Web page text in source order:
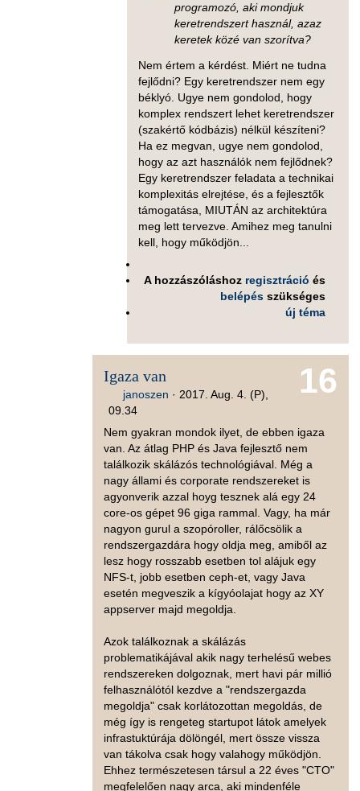
programozó, aki mondjuk
keretrendszert használ, azaz
keretek közé van szorítva?
Nem értem a kérdést. Miért ne tudna
fejlődni? Egy keretrendszer nem egy
béklyó. Ugye nem gondolod, hogy
komplex rendszert lehet keretrendszer
(szakértő kódbázis) nélkül készíteni?
Ha ez megvan, ugye nem gondolod,
hogy az azt használók nem fejlődnek?
Egy keretrendszer feladata a technikai
komplexitás elrejtése, és a fejlesztők
támogatása, MIUTÁN az architektúra
meg lett tervezve. Amihez meg tanulni
kell, hogy működjön...
A hozzászóláshoz regisztráció és
belépés szükséges
új téma
16
Igaza van
janoszen · 2017. Aug. 4. (P),
09.34
Nem gyakran mondok ilyet, de ebben igaza
van. Az átlag PHP és Java fejlesztő nem
találkozik skálázós technológiával. Még a
nagy állami és corporate rendszereket is
agyonverik azzal hoyg tesznek alá egy 24
core-os gépet 96 giga rammal. Vagy, ha már
nagyon gurul a szopóroller, rálőcsölik a
rendszergazdára hogy oldja meg, amiből az
lesz hogy rosszabb esetben tol alájuk egy
NFS-t, jobb esetben ceph-et, vagy Java
esetén megveszik a kígyóolajat hogy az XY
appserver majd megoldja.
Azok találkoznak a skálázás
problematikájával akik nagy terhelésű webes
rendszereken dolgoznak, mert havi pár millió
felhasználótól kezdve a "rendszergazda
megoldja" csak korlátozottan megoldás, de
még így is rengeteg startupot látok amelyek
infrastuktúrája dölöngél, mert össze vissza
van tákolva csak hogy valahogy működjön.
Ehhez természetesen társul a 22 éves "CTO"
megfelelően nagy arca, aki mindenféle